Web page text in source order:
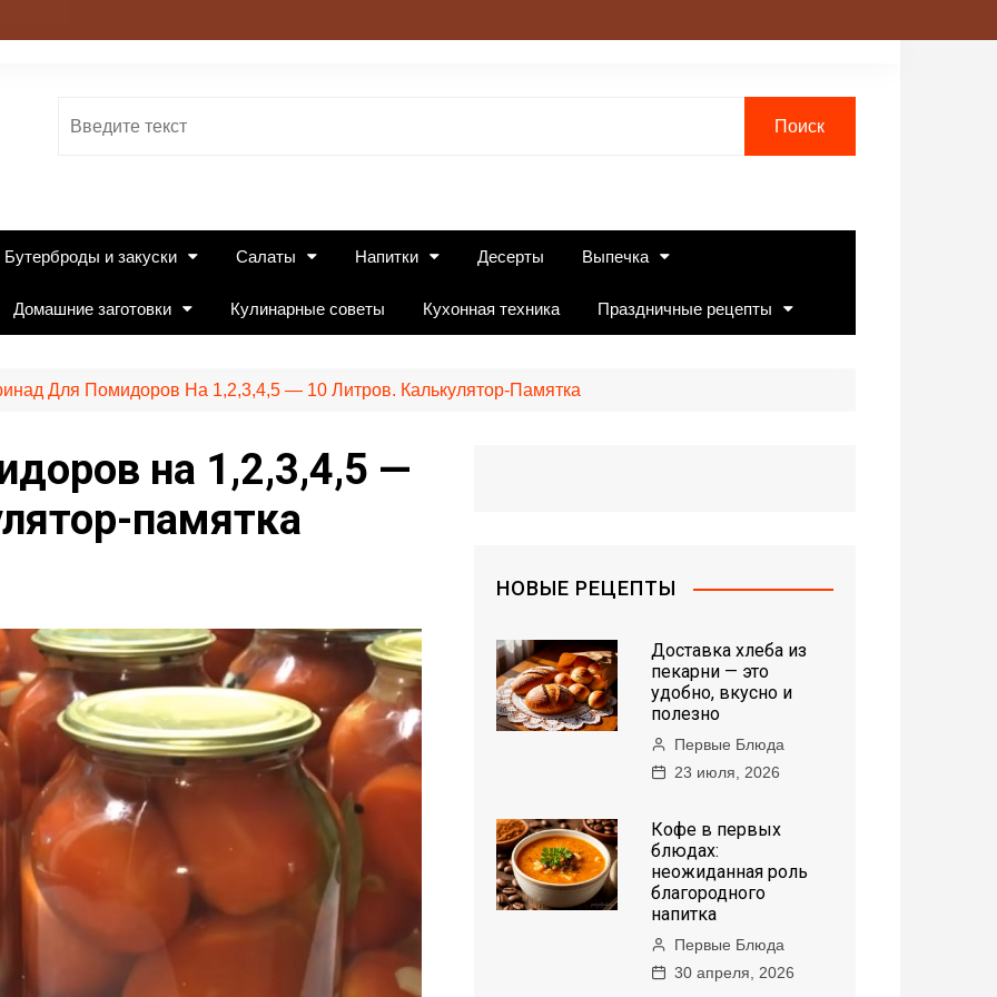
Бутерброды и закуски Салаты Напитки Десерты Выпечка
Домашние заготовки Кулинарные советы Кухонная техника Праздничные рецепты
Для Помидоров На 1,2,3,4,5 — 10 Литров. Калькулятор-Памятка
на 1,2,3,4,5 —
памятка
НОВЫЕ РЕЦЕПТЫ
Доставка хлеба из
пекарни — это
удобно, вкусно и
полезно
Первые Блюда
23 июля, 2026
Кофе в первых
блюдах:
неожиданная роль
благородного
напитка
Первые Блюда
30 апреля, 2026